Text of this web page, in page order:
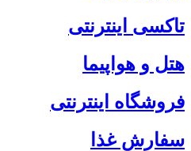
تاکسی اینترنتی
هتل و هواپیما
فروشگاه اینترنتی
سفارش غذا